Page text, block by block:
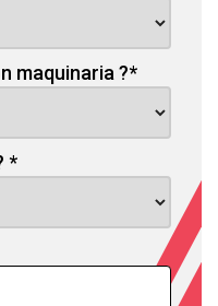
maquinaria ?*
*